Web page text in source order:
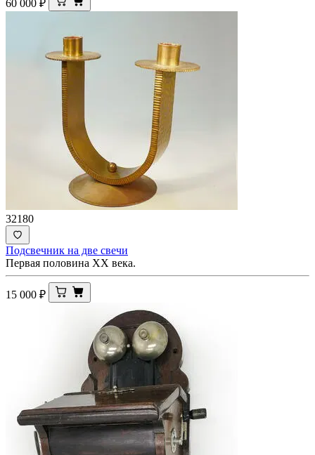
60 000 ₽
32180
Подсвечник на две свечи
Первая половина ХХ века.
15 000 ₽